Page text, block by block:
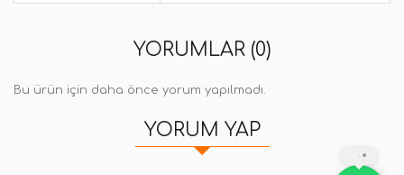
YORUMLAR (0)
Bu ürün için daha önce yorum yapılmadı.
YORUM YAP